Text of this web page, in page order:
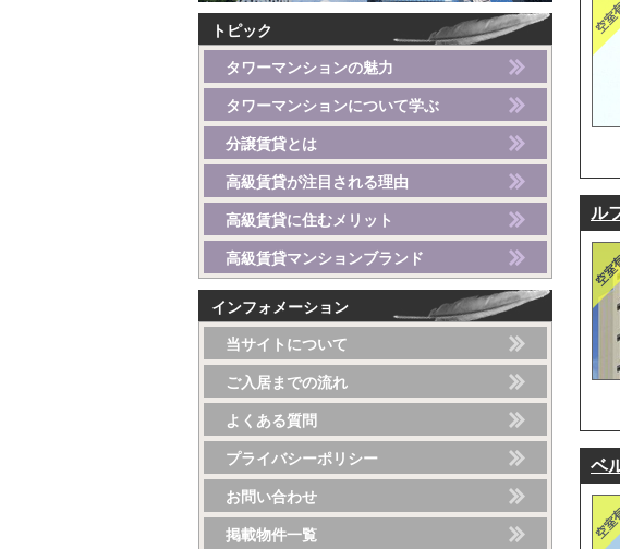
ル
ベ
トピック
タワーマンションの魅力
タワーマンションについて学ぶ
分譲賃貸とは
高級賃貸が注目される理由
高級賃貸に住むメリット
高級賃貸マンションブランド
インフォメーション
当サイトについて
ご入居までの流れ
よくある質問
プライバシーポリシー
お問い合わせ
掲載物件一覧